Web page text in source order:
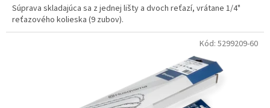
Súprava skladajúca sa z jednej lišty a dvoch reťazí, vrátane 1/4"
reťazového kolieska (9 zubov).
Kód: 5299209-60